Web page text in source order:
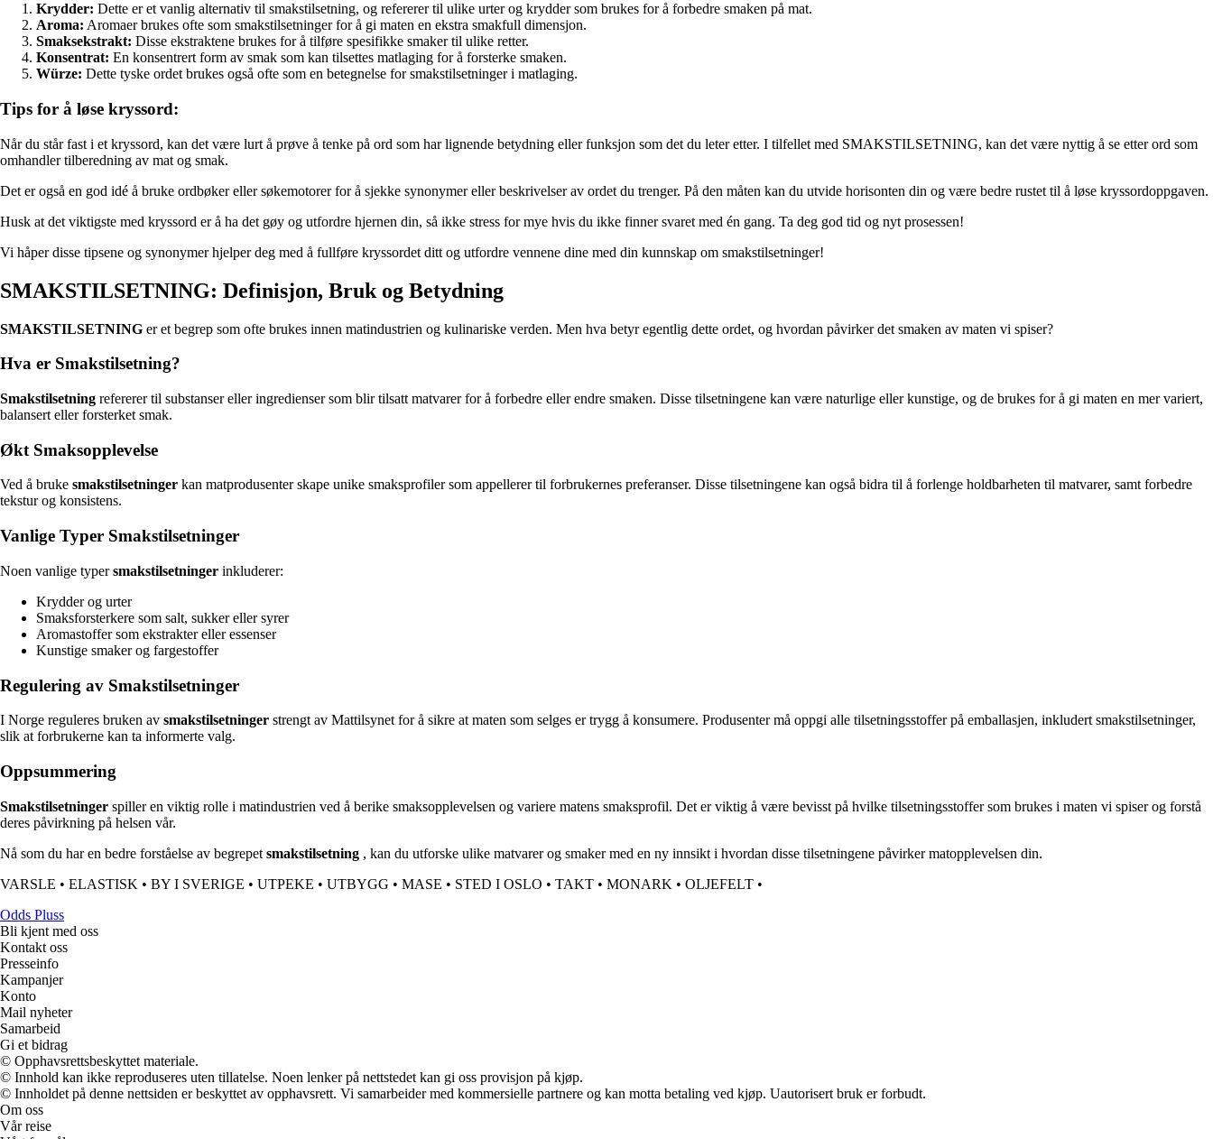
Krydder: Dette er et vanlig alternativ til smakstilsetning, og refererer til ulike urter og krydder som brukes for å forbedre smaken på mat.
Aroma: Aromaer brukes ofte som smakstilsetninger for å gi maten en ekstra smakfull dimensjon.
Smaksekstrakt: Disse ekstraktene brukes for å tilføre spesifikke smaker til ulike retter.
Konsentrat: En konsentrert form av smak som kan tilsettes matlaging for å forsterke smaken.
Würze: Dette tyske ordet brukes også ofte som en betegnelse for smakstilsetninger i matlaging.
Tips for å løse kryssord:
Når du står fast i et kryssord, kan det være lurt å prøve å tenke på ord som har lignende betydning eller funksjon som det du leter etter. I tilfellet med SMAKSTILSETNING, kan det være nyttig å se etter ord som
omhandler tilberedning av mat og smak.
Det er også en god idé å bruke ordbøker eller søkemotorer for å sjekke synonymer eller beskrivelser av ordet du trenger. På den måten kan du utvide horisonten din og være bedre rustet til å løse kryssordoppgaven.
Husk at det viktigste med kryssord er å ha det gøy og utfordre hjernen din, så ikke stress for mye hvis du ikke finner svaret med én gang. Ta deg god tid og nyt prosessen!
Vi håper disse tipsene og synonymer hjelper deg med å fullføre kryssordet ditt og utfordre vennene dine med din kunnskap om smakstilsetninger!
SMAKSTILSETNING: Definisjon, Bruk og Betydning
SMAKSTILSETNING er et begrep som ofte brukes innen matindustrien og kulinariske verden. Men hva betyr egentlig dette ordet, og hvordan påvirker det smaken av maten vi spiser?
Hva er Smakstilsetning?
Smakstilsetning refererer til substanser eller ingredienser som blir tilsatt matvarer for å forbedre eller endre smaken. Disse tilsetningene kan være naturlige eller kunstige, og de brukes for å gi maten en mer variert,
balansert eller forsterket smak.
Økt Smaksopplevelse
Ved å bruke smakstilsetninger kan matprodusenter skape unike smaksprofiler som appellerer til forbrukernes preferanser. Disse tilsetningene kan også bidra til å forlenge holdbarheten til matvarer, samt forbedre
tekstur og konsistens.
Vanlige Typer Smakstilsetninger
Noen vanlige typersmakstilsetninger inkluderer:
Krydder og urter
Smaksforsterkere som salt, sukker eller syrer
Aromastoffer som ekstrakter eller essenser
Kunstige smaker og fargestoffer
Regulering av Smakstilsetninger
I Norge reguleres bruken av smakstilsetninger strengt av Mattilsynet for å sikre at maten som selges er trygg å konsumere. Produsenter må oppgi alle tilsetningsstoffer på emballasjen, inkludert smakstilsetninger,
slik at forbrukerne kan ta informerte valg.
Oppsummering
Smakstilsetninger spiller en viktig rolle i matindustrien ved å berike smaksopplevelsen og variere matens smaksprofil. Det er viktig å være bevisst på hvilke tilsetningsstoffer som brukes i maten vi spiser og forstå
deres påvirkning på helsen vår.
Nå som du har en bedre forståelse av begrepet smakstilsetning , kan du utforske ulike matvarer og smaker med en ny innsikt i hvordan disse tilsetningene påvirker matopplevelsen din.
VARSLE • ELASTISK • BY I SVERIGE • UTPEKE • UTBYGG • MASE • STED I OSLO • TAKT • MONARK • OLJEFELT •
Odds Pluss
Bli kjent med oss
Kontakt oss
Presseinfo
Kampanjer
Konto
Mail nyheter
Samarbeid
Gi et bidrag
© Opphavsrettsbeskyttet materiale.
© Innhold kan ikke reproduseres uten tillatelse. Noen lenker på nettstedet kan gi oss provisjon på kjøp.
© Innholdet på denne nettsiden er beskyttet av opphavsrett. Vi samarbeider med kommersielle partnere og kan motta betaling ved kjøp. Uautorisert bruk er forbudt.
Om oss
Vår reise